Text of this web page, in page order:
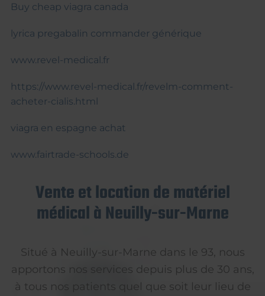
Buy cheap viagra canada
lyrica pregabalin commander générique
www.revel-medical.fr
https://www.revel-medical.fr/revelm-comment-
acheter-cialis.html
viagra en espagne achat
www.fairtrade-schools.de
Vente et location de matériel
médical à Neuilly-sur-Marne
Situé à Neuilly-sur-Marne dans le 93, nous
apportons nos services depuis plus de 30 ans,
à tous nos patients quel que soit leur lieu de